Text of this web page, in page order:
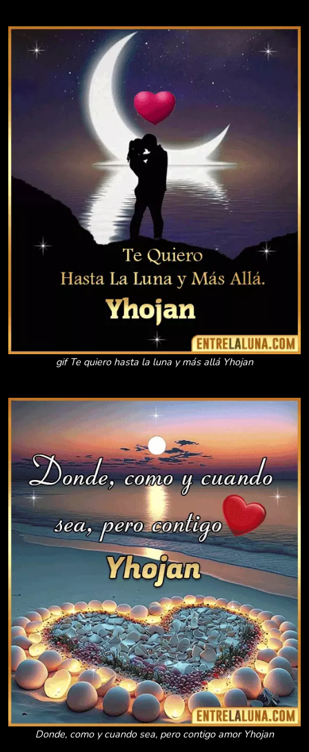
gif Te quiero hasta la luna y más allá Yhojan
Donde, como y cuando sea, pero contigo amor Yhojan